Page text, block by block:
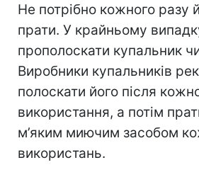
Не потрібно кожного разу
прати. У крайньому
прополоскати купальник
Виробники купальників
полоскати його після
використання, а потім
м’яким миючим засобом
використань.